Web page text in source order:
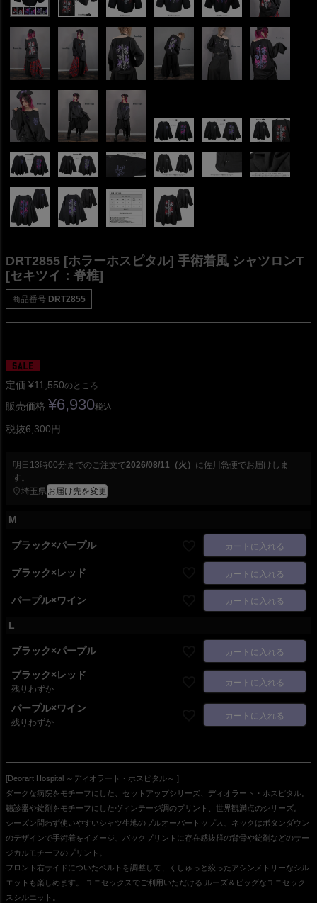
DRT2855 [ホラーホスピタル] 手術着風 シャツロンT
[セキツイ：脊椎]
商品番号 DRT2855
定価 ¥11,550のところ
販売価格 ¥6,930税込
税抜6,300円
明日 13時00分 までのご注文で2026/08/11（火） に佐川急便でお届けしま
す。
埼玉県 お届け先を変更
M
ブラック×パープル カートに入れる
ブラック×レッド カートに入れる
パープル×ワイン カートに入れる
L
ブラック×パープル カートに入れる
ブラック×レッド
残りわずか
カートに入れる
パープル×ワイン
残りわずか
カートに入れる
[Deorart Hospital ～ディオラート・ホスピタル～ ]
ダークな病院をモチーフにした、セットアップシリーズ、ディオラート・ホスピタル。
聴診器や錠剤をモチーフにしたヴィンテージ調のプリント、世界観満点のシリーズ。
シーズン問わず使いやすいシャツ生地のプルオーバートップス、ネックはボタンダウン
のデザインで手術着をイメージ、バックプリントに存在感抜群の背骨や錠剤などのサー
ジカルモチーフのプリント。
フロント右サイドについたベルトを調整して、くしゅっと絞ったアシンメトリーなシル
エットも楽しめます。 ユニセックスでご利用いただける ルーズ＆ビッグなユニセック
スシルエット。